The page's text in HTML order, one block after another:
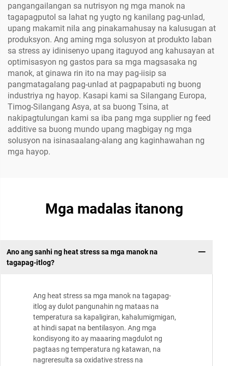
pangangailangan sa nutrisyon ng mga manok na
tagapagputol sa lahat ng yugto ng kanilang pag-unlad,
upang makamit nila ang pinakamahusay na kalusugan at
produksyon. Ang aming mga solusyon at produkto laban
sa stress ay idinisenyo upang itaguyod ang kahusayan at
optimisasyon ng gastos para sa mga magsasaka ng
manok, at ginawa rin ito na may pag-iisip sa
pangmatagalang pag-unlad at pagpapabuti ng buong
industriya ng hayop. Kasapi kami sa Silangang Europa,
Timog-Silangang Asya, at sa buong Tsina, at
nakipagtulungan kami sa iba pang mga supplier ng feed
additive sa buong mundo upang magbigay ng mga
solusyon na isinasaalang-alang ang kaginhawahan ng
mga hayop.
Mga madalas itanong
Ano ang sanhi ng heat stress sa mga manok na
tagapag-itlog?
Ang heat stress sa mga manok na tagapag-
itlog ay dulot pangunahin ng mataas na
temperatura sa kapaligiran, kahalumigmigan,
at hindi sapat na bentilasyon. Ang mga
kondisyong ito ay maaaring magdulot ng
pagtaas ng temperatura ng katawan, na
nagreresulta sa oxidative stress na